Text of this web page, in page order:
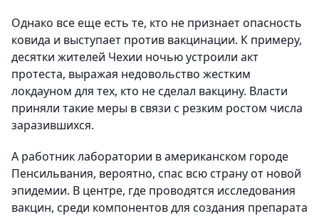
Однако все еще есть те, кто не признает опасность
ковида и выступает против вакцинации. К примеру,
десятки жителей Чехии ночью устроили акт
протеста, выражая недовольство жестким
локдауном для тех, кто не сделал вакцину. Власти
приняли такие меры в связи с резким ростом числа
заразившихся.
А работник лаборатории в американском городе
Пенсильвания, вероятно, спас всю страну от новой
эпидемии. В центре, где проводятся исследования
вакцин, среди компонентов для создания препарата